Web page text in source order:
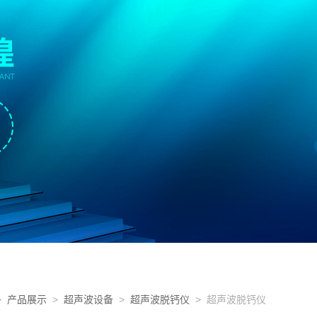
产品展示 > 超声波设备 > 超声波脱钙仪 > 超声波脱钙仪